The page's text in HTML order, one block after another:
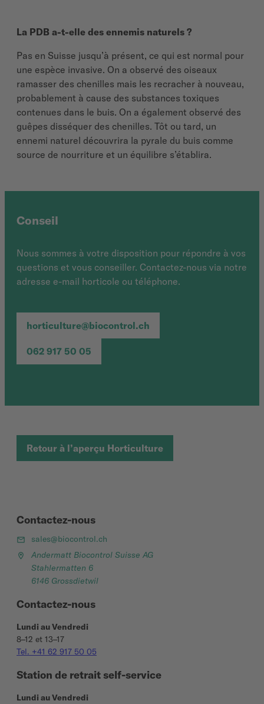
La PDB a-t-elle des ennemis naturels ?
Pas en Suisse jusqu’à présent, ce qui est normal pour
une espèce invasive. On a observé des oiseaux
ramasser des chenilles mais les recracher à nouveau,
probablement à cause des substances toxiques
contenues dans le buis. On a également observé des
guêpes disséquer des chenilles. Tôt ou tard, un
ennemi naturel découvrira la pyrale du buis comme
source de nourriture et un équilibre s’établira.
Conseil
Nous sommes à votre disposition pour répondre à vos
questions et vous conseiller. Contactez-nous via notre
adresse e-mail horticole ou téléphone.
horticulture@biocontrol.ch
062 917 50 05
Retour à l’aperçu Horticulture
Contactez-nous
sales@biocontrol.ch
Andermatt Biocontrol Suisse AG
Stahlermatten 6
6146 Grossdietwil
Contactez-nous
Lundi au Vendredi
8–12 et 13–17
Tel. +41 62 917 50 05
Station de retrait self-service
Lundi au Vendredi